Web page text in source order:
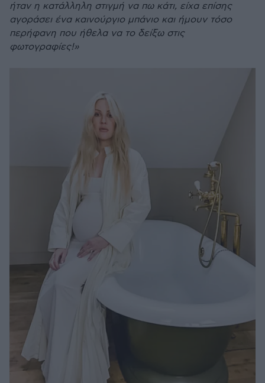
ήταν η κατάλληλη στιγμή να πω κάτι, είχα επίσης
αγοράσει ένα καινούργιο μπάνιο και ήμουν τόσο
περήφανη που ήθελα να το δείξω στις
φωτογραφίες!»